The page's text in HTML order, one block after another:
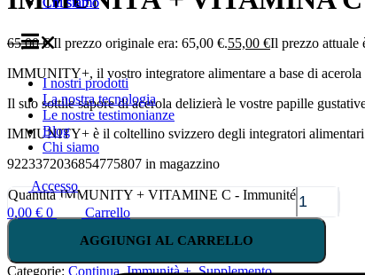
I nostri prodotti
La nostra tecnologia
Le nostre testimonianze
Blog
Chi siamo
Accesso
0,00 € 0 Carrello
65,00€ Il prezzo originale era: 65,00 €.55,00 €Il prezzo attuale
IMMUNITY+, il vostro integratore alimentare a base di
Il suo sottile sapore di acerola delizierà le vostre papille
IMMUNITY+ è il coltellino svizzero degli integratori
9223372036854775807 in magazzino
Quantità IMMUNITY + VITAMINE C - Immunité
AGGIUNGI AL CARRELLO
Categorie: Continua,Immunità +,Supplemento